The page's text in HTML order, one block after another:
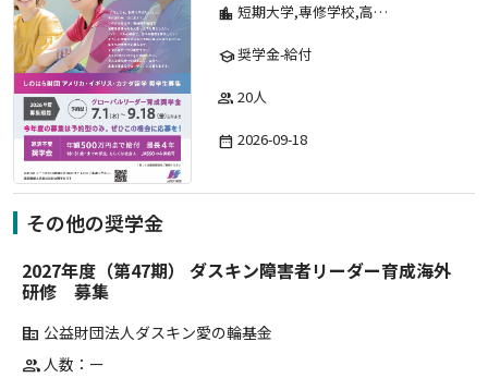
location_city 短期大学,専修学校,高等専門学校,その他,高等学校,大学院,大学
school奨学金-給付
group 20人
date_range 2026-09-18
その他の奨学金
2027年度（第47期） ダスキン障害者リーダー育成海外
研修 募集
corporate_fare 公益財団法人ダスキン愛の輪基金
group 人数：ー